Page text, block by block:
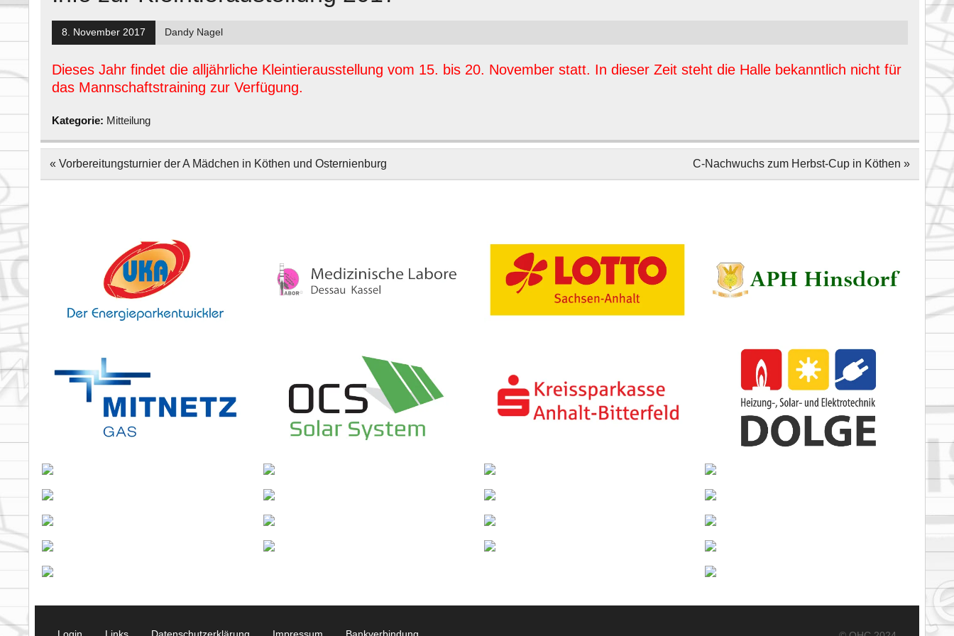
8. November 2017 Dandy Nagel
Dieses Jahr findet die alljährliche Kleintierausstellung vom 15. bis 20. November statt. In dieser Zeit steht die Halle bekanntlich nicht für
das Mannschaftstraining zur Verfügung.
Kategorie: Mitteilung
Beitragsnavigation
« Vorbereitungsturnier der A Mädchen in Köthen und Osternienburg C-Nachwuchs zum Herbst-Cup in Köthen »